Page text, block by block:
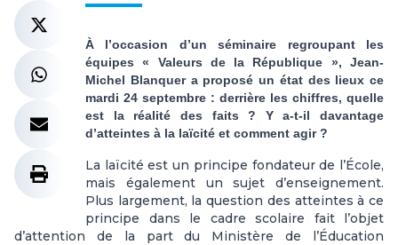
À l’occasion d’un séminaire regroupant les
équipes « Valeurs de la République », Jean-
Michel Blanquer a proposé un état des lieux ce
mardi 24 septembre : derrière les chiffres, quelle
est la réalité des faits ? Y a-t-il davantage
d’atteintes à la laïcité et comment agir ?
La laïcité est un principe fondateur de l’École,
mais également un sujet d’enseignement.
Plus largement, la question des atteintes à ce
principe dans le cadre scolaire fait l’objet
d’attention de la part du Ministère de l’Éducation